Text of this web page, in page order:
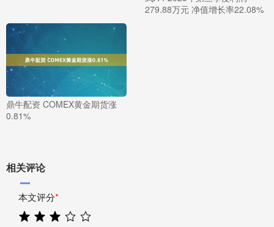
279.88万元 净值增长率22.08%
鼎牛配资 COMEX黄金期货涨
0.81%
相关评论
本文评分*